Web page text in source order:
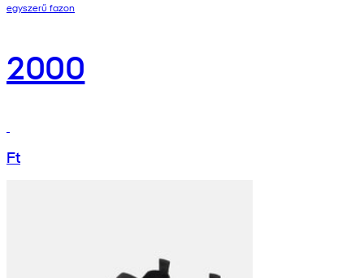
egyszerű fazon
2000
Ft